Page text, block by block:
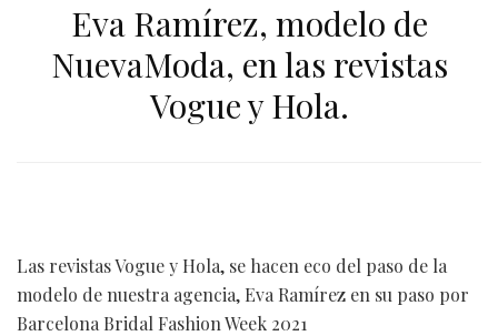
Eva Ramírez, modelo de
NuevaModa, en las revistas
Vogue y Hola.
Las revistas Vogue y Hola, se hacen eco del paso de la
modelo de nuestra agencia, Eva Ramírez en su paso por
Barcelona Bridal Fashion Week 2021